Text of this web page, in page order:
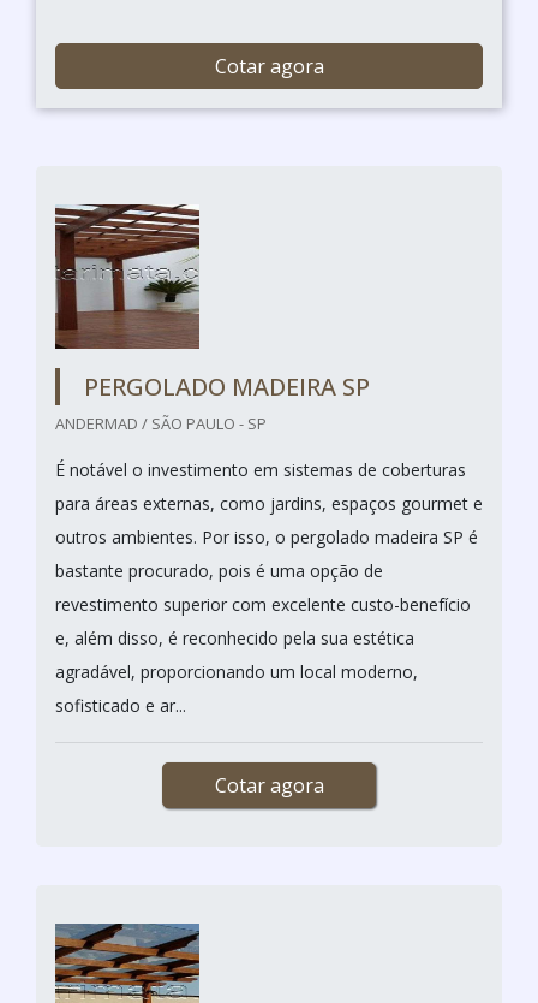
Cotar agora
PERGOLADO MADEIRA SP
ANDERMAD / SÃO PAULO - SP
É notável o investimento em sistemas de coberturas
para áreas externas, como jardins, espaços gourmet e
outros ambientes. Por isso, o pergolado madeira SP é
bastante procurado, pois é uma opção de
revestimento superior com excelente custo-benefício
e, além disso, é reconhecido pela sua estética
agradável, proporcionando um local moderno,
sofisticado e ar...
Cotar agora